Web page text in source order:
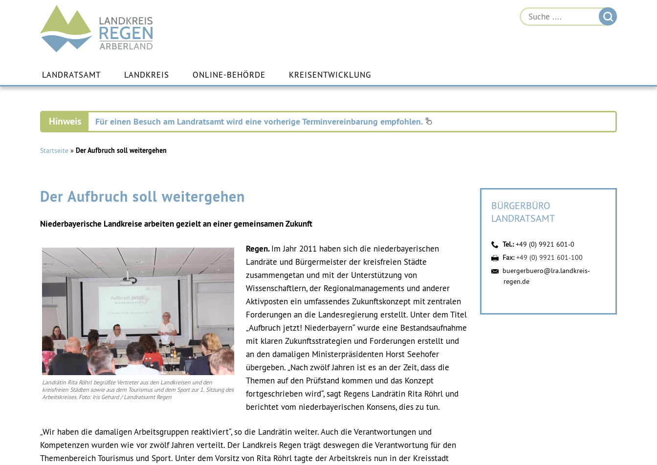
Landkreis
Regen
Inhalt
springen
LANDRATSAMT LANDKREIS ONLINE-BEHÖRDE KREISENTWICKLUNG
Für einen Besuch am Landratsamt wird eine vorherige Terminvereinbarung empfohlen.
Startseite » Der Aufbruch soll weitergehen
Der Aufbruch soll weitergehen
Niederbayerische Landkreise arbeiten gezielt an einer gemeinsamen Zukunft
Landrätin Rita Röhrl begrüßte Vertreter aus den Landkreisen und den
kreisfreien Städten sowie aus dem Tourismus und dem Sport zur 1. Sitzung des
Arbeitskreises. Foto: Iris Gehard / Landratsamt Regen
Regen.Im Jahr 2011 haben sich die niederbayerischen
Landräte und Bürgermeister der kreisfreien Städte
zusammengetan und mit der Unterstützung von
Wissenschaftlern, der Regionalmanagements und anderer
Aktivposten ein umfassendes Zukunftskonzept mit zentralen
Forderungen an die Landesregierung erstellt. Unter dem Titel
„Aufbruch jetzt! Niederbayern“ wurde eine Bestandsaufnahme
mit klaren Zukunftsstrategien und Forderungen erstellt und
an den damaligen Ministerpräsidenten Horst Seehofer
übergeben. „Nach zwölf Jahren ist es an der Zeit, dass die
Themen auf den Prüfstand kommen und das Konzept
fortgeschrieben wird“, sagt Regens Landrätin Rita Röhrl und
berichtet vom niederbayerischen Konsens, dies zu tun.
„Wir haben die damaligen Arbeitsgruppen reaktiviert“, so die Landrätin weiter. Auch die Verantwortungen und
Kompetenzen wurden wie vor zwölf Jahren verteilt. Der Landkreis Regen trägt deswegen die Verantwortung für den
Themenbereich Tourismus und Sport. Unter dem Vorsitz von Rita Röhrl tagte der Arbeitskreis nun in der Kreisstadt
BÜRGERBÜRO
LANDRATSAMT
Tel.:+49 (0) 9921 601-0
Fax:+49 (0) 9921 601-100
buergerbuero@lra.landkreis-
regen.de